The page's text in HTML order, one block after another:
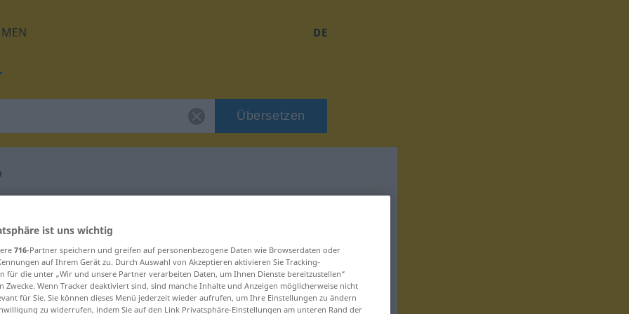
DE
Übersetzen
"beurkunden"
ist uns wichtig
716-Partner speichern und greifen auf personenbezogene Daten wie Browserdaten oder
auf Ihrem Gerät zu. Durch Auswahl von Akzeptieren aktivieren Sie Tracking-
für die unter „Wir und unsere Partner verarbeiten Daten, um Ihnen Dienste bereitzustellen“
Zwecke. Wenn Tracker deaktiviert sind, sind manche Inhalte und Anzeigen möglicherweise nicht
für Sie. Sie können dieses Menü jederzeit wieder aufrufen, um Ihre Einstellungen zu ändern
zu widerrufen, indem Sie auf den Link Privatsphäre-Einstellungen am unteren Rand der